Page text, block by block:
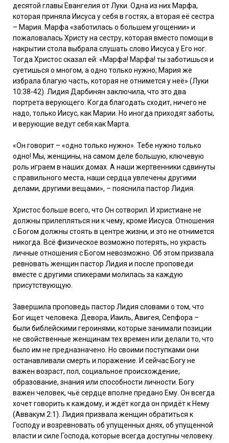
десятой главы Евангелия от Луки. Одна из них Марфа,
которая приняла Иисуса у себя в гостях, а вторая её сестра
– Мария. Марфа «заботилась о большем угощении» и
пожаловалась Христу на сестру, которая вместо помощи в
накрытии стола выбрала слушать слово Иисуса у Его ног.
Тогда Христос сказал ей: «Марфа! Марфа! ты заботишься и
суетишься о многом, а одно только нужно; Мария же
избрала благую часть, которая не отнимется у неё» (Луки
10:38-42). Лидия Дарбинян заключила, что это два
портрета верующего. Когда благодать сходит, ничего не
надо, только Иисус, как Марии. Но иногда приходят заботы,
и верующие ведут себя как Марта.
«Он говорит – «одно только нужно». Тебе нужно только
одно! Мы, женщины, на самом деле большую, ключевую
роль играем в наших домах. А наши жертвенники сдвинуты
с правильного места, наши сердца увлечены другими
делами, другими вещами», – пояснила пастор Лидия.
Христос больше всего, что Он сотворил. И христиане не
должны прилепляться ни к чему, кроме Иисуса. Отношения
с Богом должны стоять в центре жизни, и это не отнимется
никогда. Всё физическое возможно потерять, но украсть
личные отношения с Богом невозможно. Об этом призвала
ревновать женщин пастор Лидия и после проповеди
вместе с другими спикерами молилась за каждую
присутствующую.
Завершила проповедь пастор Лидия словами о том, что
Бог ищет человека. Девора, Иаиль, Авигея, Сепфора –
были библейскими героинями, которые занимали позиции
не свойственные женщинам тех времен или делали то, что
было им не предназначено. Но своими поступками они
останавливали смерть и поражение. И сейчас Богу не
важен возраст, пол, социальное происхождение,
образование, знания или способности личности. Богу
важен человек, чьё сердце вполне предано Ему. Он всегда
хочет говорить к каждому, и ждёт когда он придёт к Нему
(Аввакум 2:1). Лидия призвала женщин обратиться к
Господу и возревновать об упущенных днях, об упущенной
власти и силе Господа, которые всегда доступны человеку.